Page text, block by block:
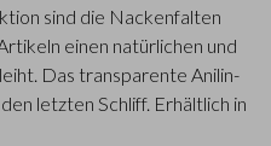
sind die Nackenfalten
einen natürlichen und
Das transparente Anilin-
letzten Schliff. Erhältlich in